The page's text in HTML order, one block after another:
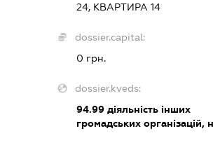
24, КВАРТИРА 14
dossier.capital:
0 грн.
dossier.kveds:
94.99діяльність інших
громадських організацій,